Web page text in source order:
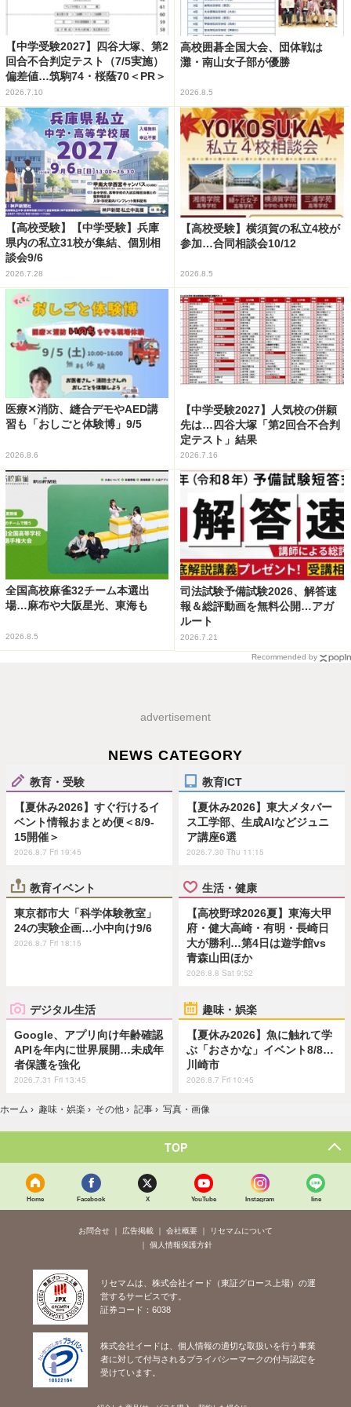
【中学受験2027】四谷大塚、第2
回合不合判定テスト（7/5実施）
偏差値…筑駒74・桜蔭70＜PR＞
2026.7.10
高校囲碁全国大会、団体戦は
灘・南山女子部が優勝
2026.8.5
【高校受験】【中学受験】兵庫
県内の私立31校が集結、個別相
談会9/6
2026.7.28
【高校受験】横須賀の私立4校が
参加…合同相談会10/12
2026.8.5
医療✕消防、縫合デモやAED講
習も「おしごと体験博」9/5
2026.8.6
【中学受験2027】人気校の併願
先は…四谷大塚「第2回合不合判
定テスト」結果
2026.7.16
全国高校麻雀32チーム本選出
場…麻布や大阪星光、東海も
2026.8.5
司法試験予備試験2026、解答速
報＆総評動画を無料公開…アガ
ルート
2026.7.21
Recommended by
advertisement
NEWS CATEGORY
教育・受験
【夏休み2026】すぐ行けるイ
ベント情報おまとめ便＜8/9-
15開催＞
2026.8.7 Fri 19:45
教育ICT
【夏休み2026】東大メタバー
ス工学部、生成AIなどジュニ
ア講座6選
2026.7.30 Thu 11:15
教育イベント
東京都市大「科学体験教室」
24の実験企画…小中向け9/6
2026.8.7 Fri 18:15
生活・健康
【高校野球2026夏】東海大甲
府・健大高崎・有明・長崎日
大が勝利…第4日は遊学館vs
青森山田ほか
2026.8.8 Sat 9:52
デジタル生活
Google、アプリ向け年齢確認
APIを年内に世界展開…未成年
者保護を強化
2026.7.31 Fri 13:45
趣味・娯楽
【夏休み2026】魚に触れて学
ぶ「おさかな」イベント8/8…
川崎市
2026.8.7 Fri 10:45
ホーム › 趣味・娯楽 › その他 › 記事 › 写真・画像
TOP
Home Facebook X YouTube Instagram line
お問合せ 広告掲載 会社概要
リセマムについて
個人情報保護方針
リセマムは、株式会社イード（東証グロース上場）の運
営するサービスです。
証券コード：6038
株式会社イードは、個人情報の適切な取扱いを行う事業
者に対して付与されるプライバシーマークの付与認定を
受けています。